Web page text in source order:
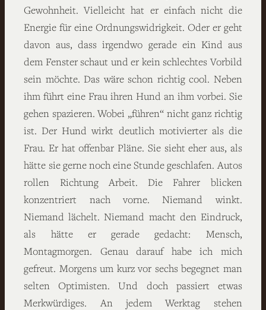
Gewohnheit. Vielleicht hat er einfach nicht die
Energie für eine Ordnungswidrigkeit. Oder er geht
davon aus, dass irgendwo gerade ein Kind aus
dem Fenster schaut und er kein schlechtes Vorbild
sein möchte. Das wäre schon richtig cool. Neben
ihm führt eine Frau ihren Hund an ihm vorbei. Sie
gehen spazieren. Wobei „führen“ nicht ganz richtig
ist. Der Hund wirkt deutlich motivierter als die
Frau. Er hat offenbar Pläne. Sie sieht eher aus, als
hätte sie gerne noch eine Stunde geschlafen. Autos
rollen Richtung Arbeit. Die Fahrer blicken
konzentriert nach vorne. Niemand winkt.
Niemand lächelt. Niemand macht den Eindruck,
als hätte er gerade gedacht: Mensch,
Montagmorgen. Genau darauf habe ich mich
gefreut. Morgens um kurz vor sechs begegnet man
selten Optimisten. Und doch passiert etwas
Merkwürdiges. An jedem Werktag stehen